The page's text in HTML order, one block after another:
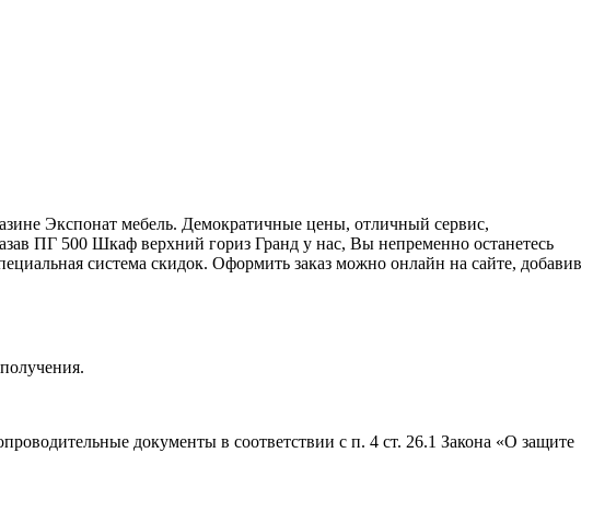
Экспонат мебель. Демократичные цены, отличный сервис,
ПГ 500 Шкаф верхний гориз Гранд у нас, Вы непременно останетесь
система скидок. Оформить заказ можно онлайн на сайте, добавив
документы в соответствии с п. 4 ст. 26.1 Закона «О защите